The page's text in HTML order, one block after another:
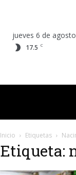
jueves 6 de
17.5 C
Inicio Etiquetas
Etiqueta: